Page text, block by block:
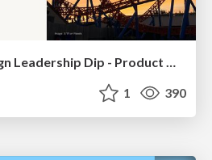
Navigating the Design Leadership Dip - Product Design Week Design Leaders+ Conference 2024
1 390